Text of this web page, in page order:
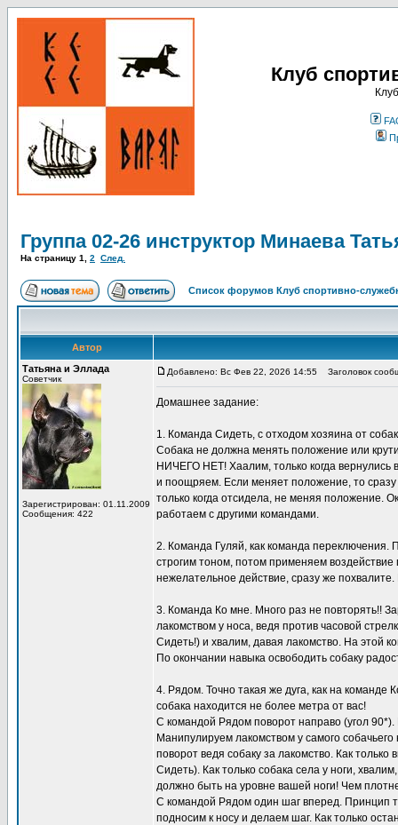
Клуб
Группа 02-26 инструктор Минаева
На страницу 1 2 След.
Список форумов Клуб спортивно-
Автор
Татьяна и Эллада
Советчик
Зарегистрирован: 01.11.2009
Сообщения: 422
Добавлено: Вс Фев 22, 2026 14:55 Заголовок
Домашнее задание:
1. Команда Сидеть, с отходом хозяина от
Собака не должна менять положение или
НИЧЕГО НЕТ! Хаалим, только когда вернулись
и поощряем. Если меняет положение, то
только когда отсидела, не меняя положение.
работаем с другими командами.
2. Команда Гуляй, как команда
строгим тоном, потом применяем воздействие
нежелательное действие, сразу же
3. Команда Ко мне. Много раз не повторять!!
лакомством у носа, ведя против часовой
Сидеть!) и хвалим, давая лакомство. На этой
По окончании навыка освободить собаку
4. Рядом. Точно такая же дуга, как на команде
собака находится не более метра от вас!
С командой Рядом поворот направо (угол 90*).
Манипулируем лакомством у самого
поворот ведя собаку за лакомство. Как
Сидеть). Как только собака села у ноги,
должно быть на уровне вашей ноги! Чем
С командой Рядом один шаг вперед. Принцип
подносим к носу и делаем шаг. Как только